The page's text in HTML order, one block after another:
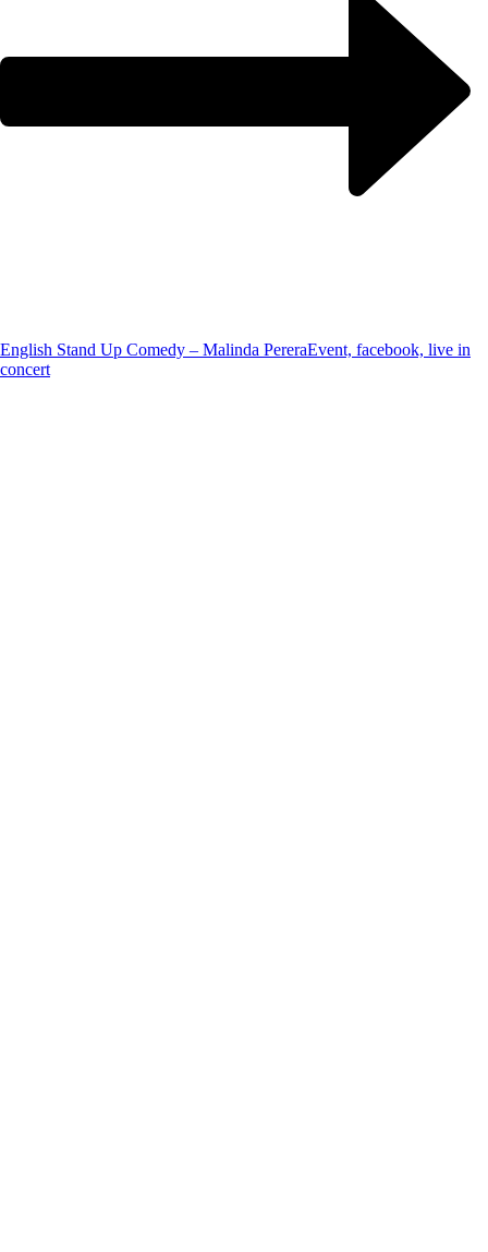
English Stand Up Comedy – Malinda PereraEvent, facebook, live in
concert